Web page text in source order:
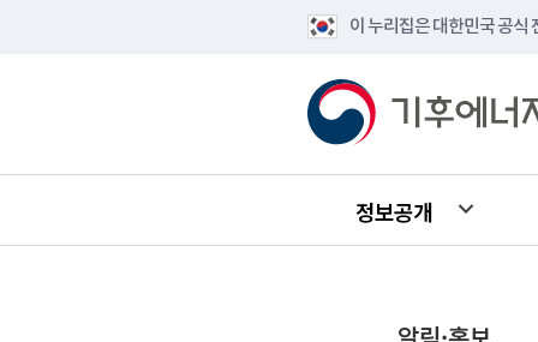
이 누리집은 대한민국 공식
정보공개